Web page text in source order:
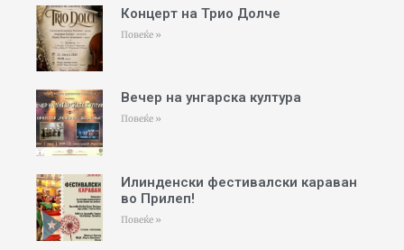
Концерт на Трио Долче
Повеќе »
Вечер на унгарска култура
Повеќе »
Илинденски фестивалски караван
во Прилеп!
Повеќе »